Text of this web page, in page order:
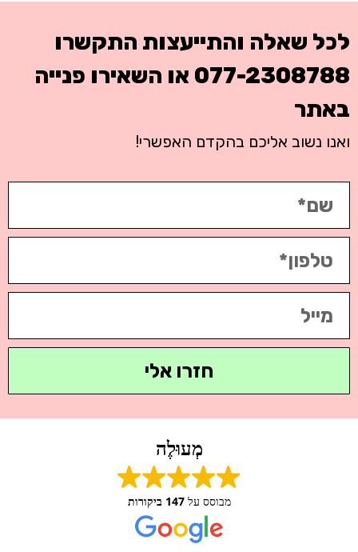
לכל שאלה והתייעצות התקשרו
077-2308788 או השאירו פנייה
באתר
ואנו נשוב אליכם בהקדם האפשרי!
חזרו אלי
מְעוּלֶה
מבוסס על147 ביקורות